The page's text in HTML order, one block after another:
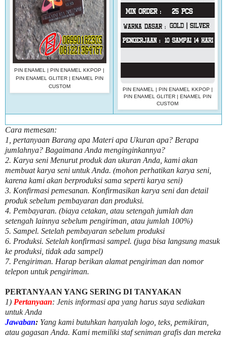
PIN ENAMEL | PIN ENAMEL KKPOP |
PIN ENAMEL GLITER | ENAMEL PIN
CUSTOM
PIN ENAMEL | PIN ENAMEL KKPOP |
PIN ENAMEL GLITER | ENAMEL PIN
CUSTOM
Cara memesan:
1, pertanyaan Barang apa Materi apa Ukuran apa? Berapa
jumlahnya? Bagaimana Anda menginginkannya?
2. Karya seni Menurut produk dan ukuran Anda, kami akan
membuat karya seni untuk Anda. (mohon perhatikan karya seni,
karena kami akan berproduksi sama seperti karya seni)
3. Konfirmasi pemesanan. Konfirmasikan karya seni dan detail
produk sebelum pembayaran dan produksi.
4. Pembayaran. (biaya cetakan, atau setengah jumlah dan
setengah lainnya sebelum pengiriman, atau jumlah 100%)
5. Sampel. Setelah pembayaran sebelum produksi
6. Produksi. Setelah konfirmasi sampel. (juga bisa langsung masuk
ke produksi, tidak ada sampel)
7. Pengiriman. Harap berikan alamat pengiriman dan nomor
telepon untuk pengiriman.
PERTANYAAN YANG SERING DI TANYAKAN
1) Pertanyaan: Jenis informasi apa yang harus saya sediakan
untuk Anda
Jawaban: Yang kami butuhkan hanyalah logo, teks, pemikiran,
atau gagasan Anda. Kami memiliki staf seniman grafis dan mereka